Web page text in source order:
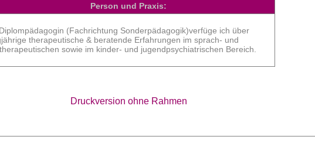
Person und Praxis:
(Fachrichtung Sonderpädagogik)verfüge ich über
therapeutische & beratende Erfahrungen im sprach- und
sowie im kinder- und jugendpsychiatrischen Bereich.
Druckversion ohne Rahmen